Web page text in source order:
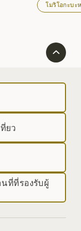
โมริโอกะบะ
ยว
ที่ที่รองรับผู้